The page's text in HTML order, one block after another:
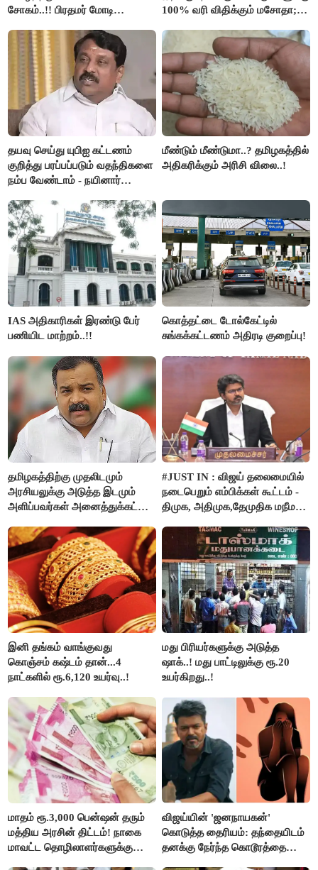
சோகம்..!! பிரதமர் மோடி
100% வரி விதிக்கும் மசோதா;
தயவு செய்து யுபிஐ கட்டணம்
குறித்து பரப்பப்படும் வதந்திகளை
நம்ப வேண்டாம் - நயினார்
மீண்டும் மீண்டுமா..? தமிழகத்தில்
அதிகரிக்கும் அரிசி விலை..!
IAS அதிகாரிகள் இரண்டு பேர்
பணியிட மாற்றம்..!!
கொத்தட்டை டோல்கேட்டில்
சுங்கக்கட்டணம் அதிரடி குறைப்பு!
தமிழகத்திற்கு முதலிடமும்
அரசியலுக்கு அடுத்த இடமும்
அளிப்பவர்கள் அனைத்துக்கட்சி
பங்கேற்பார்கள் - மாணிக்கம்
தாகூர்..!!
#JUST IN : விஜய் தலைமையில்
நடைபெறும் எம்பிக்கள் கூட்டம் -
திமுக, அதிமுக,தேமுதிக மநீம
இனி தங்கம் வாங்குவது
கொஞ்சம் கஷ்டம் தான்...4
நாட்களில் ரூ.6,120 உயர்வு..!
மது பிரியர்களுக்கு அடுத்த
ஷாக்..! மது பாட்டிலுக்கு ரூ.20
உயர்கிறது..!
மாதம் ரூ.3,000 பென்ஷன் தரும்
மத்திய அரசின் திட்டம்! நாகை
மாவட்ட தொழிலாளர்களுக்கு
விஜய்யின் 'ஜனநாயகன்'
கொடுத்த தைரியம்: தந்தையிடம்
தனக்கு நேர்ந்த கொடூரத்தை